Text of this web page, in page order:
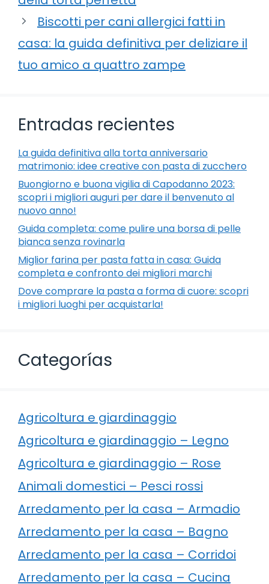
Biscotti per cani allergici fatti in
casa: la guida definitiva per deliziare il
tuo amico a quattro zampe
Entradas recientes
La guida definitiva alla torta anniversario
matrimonio: idee creative con pasta di zucchero
Buongiorno e buona vigilia di Capodanno 2023:
scopri i migliori auguri per dare il benvenuto al
nuovo anno!
Guida completa: come pulire una borsa di pelle
bianca senza rovinarla
Miglior farina per pasta fatta in casa: Guida
completa e confronto dei migliori marchi
Dove comprare la pasta a forma di cuore: scopri
i migliori luoghi per acquistarla!
Categorías
Agricoltura e giardinaggio
Agricoltura e giardinaggio – Legno
Agricoltura e giardinaggio – Rose
Animali domestici – Pesci rossi
Arredamento per la casa – Armadio
Arredamento per la casa – Bagno
Arredamento per la casa – Corridoi
Arredamento per la casa – Cucina